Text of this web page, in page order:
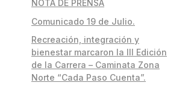
NOTA DE PRENSA
Comunicado 19 de Julio.
Recreación, integración y
bienestar marcaron la III Edición
de la Carrera – Caminata Zona
Norte “Cada Paso Cuenta”.